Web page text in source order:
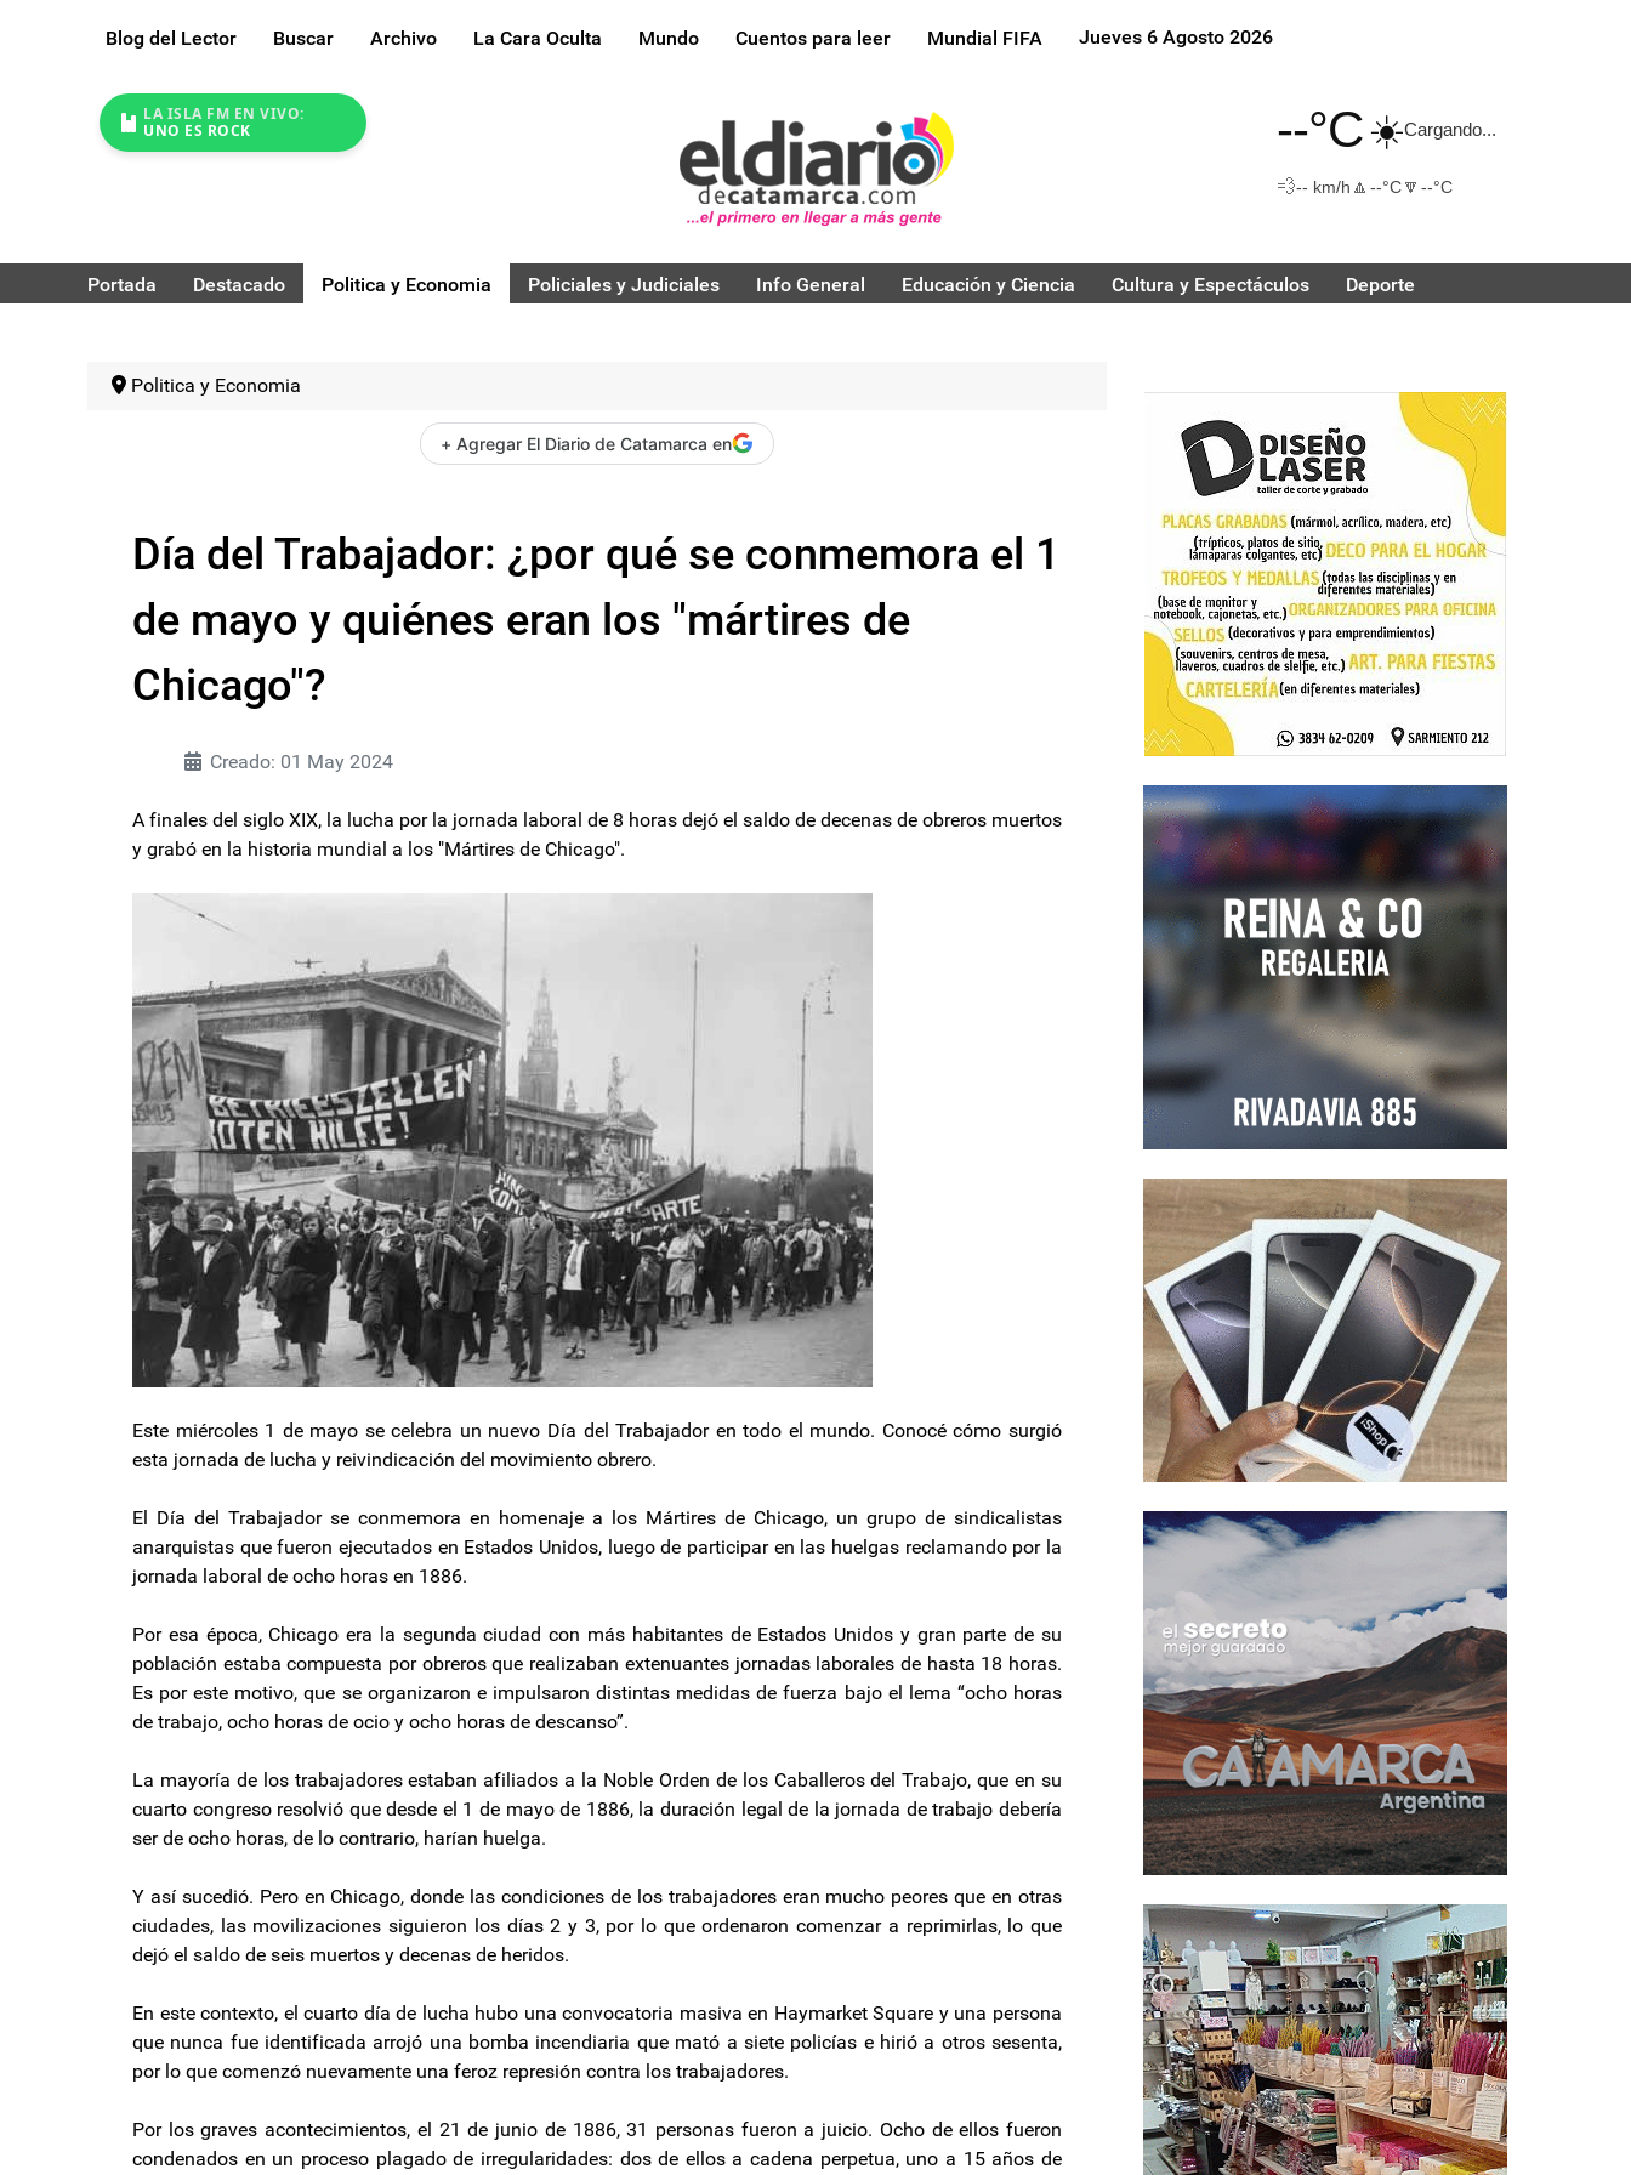
Blog del Lector Buscar Archivo La Cara Oculta Mundo Cuentos para leer Mundial FIFA Jueves 6 Agosto 2026
LA ISLA FM EN VIVO:
UNO ES ROCK
--°C☀️Cargando...
💨-- km/h 🔼 --°C🔽 --°C
Portada Destacado Politica y Economia Policiales y Judiciales Info General Educación y Ciencia Cultura y Espectáculos Deporte
Politica y Economia
+ Agregar El Diario de Catamarca en
Día del Trabajador: ¿por qué se conmemora el 1
de mayo y quiénes eran los "mártires de
Chicago"?
Creado: 01 May 2024
A finales del siglo XIX, la lucha por la jornada laboral de 8 horas dejó el saldo de decenas de obreros muertos
y grabó en la historia mundial a los "Mártires de Chicago".
Este miércoles 1 de mayo se celebra un nuevo Día del Trabajador en todo el mundo. Conocé cómo surgió
esta jornada de lucha y reivindicación del movimiento obrero.
El Día del Trabajador se conmemora en homenaje a los Mártires de Chicago, un grupo de sindicalistas
anarquistas que fueron ejecutados en Estados Unidos, luego de participar en las huelgas reclamando por la
jornada laboral de ocho horas en 1886.
Por esa época, Chicago era la segunda ciudad con más habitantes de Estados Unidos y gran parte de su
población estaba compuesta por obreros que realizaban extenuantes jornadas laborales de hasta 18 horas.
Es por este motivo, que se organizaron e impulsaron distintas medidas de fuerza bajo el lema “ocho horas
de trabajo, ocho horas de ocio y ocho horas de descanso”.
La mayoría de los trabajadores estaban afiliados a la Noble Orden de los Caballeros del Trabajo, que en su
cuarto congreso resolvió que desde el 1 de mayo de 1886, la duración legal de la jornada de trabajo debería
ser de ocho horas, de lo contrario, harían huelga.
Y así sucedió. Pero en Chicago, donde las condiciones de los trabajadores eran mucho peores que en otras
ciudades, las movilizaciones siguieron los días 2 y 3, por lo que ordenaron comenzar a reprimirlas, lo que
dejó el saldo de seis muertos y decenas de heridos.
En este contexto, el cuarto día de lucha hubo una convocatoria masiva en Haymarket Square y una persona
que nunca fue identificada arrojó una bomba incendiaria que mató a siete policías e hirió a otros sesenta,
por lo que comenzó nuevamente una feroz represión contra los trabajadores.
Por los graves acontecimientos, el 21 de junio de 1886, 31 personas fueron a juicio. Ocho de ellos fueron
condenados en un proceso plagado de irregularidades: dos de ellos a cadena perpetua, uno a 15 años de